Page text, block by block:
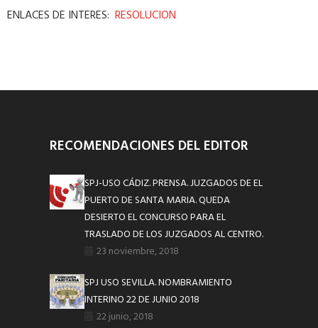
ENLACES DE INTERES: RESOLUCION
RECOMENDACIONES DEL EDITOR
SPJ-USO CÁDIZ. PRENSA. JUZGADOS DE EL
PUERTO DE SANTA MARIA. QUEDA
DESIERTO EL CONCURSO PARA EL
TRASLADO DE LOS JUZGADOS AL CENTRO.
23 noviembre, 2018
SPJ USO SEVILLA. NOMBRAMIENTO
INTERINO 22 DE JUNIO 2018
22 junio, 2018